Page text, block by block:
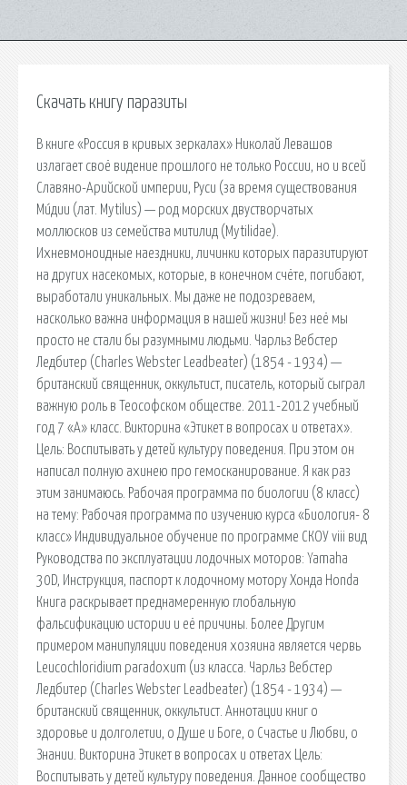
Скачать книгу паразиты
В книге «Россия в кривых зеркалах» Николай Левашов
излагает своё видение прошлого не только России, но и всей
Славяно-Арийской империи, Руси (за время существования
Ми́дии (лат. Mytilus) — род морских двустворчатых
моллюсков из семейства митилид (Mytilidae).
Ихневмоноидные наездники, личинки которых паразитируют
на других насекомых, которые, в конечном счёте, погибают,
выработали уникальных. Мы даже не подозреваем,
насколько важна информация в нашей жизни! Без неё мы
просто не стали бы разумными людьми. Чарльз Вебстер
Ледбитер (Charles Webster Leadbeater) (1854 - 1934) —
британский священник, оккультист, писатель, который сыграл
важную роль в Теософском обществе. 2011-2012 учебный
год 7 «А» класс. Викторина «Этикет в вопросах и ответах».
Цель: Воспитывать у детей культуру поведения. При этом он
написал полную ахинею про гемосканирование. Я как раз
этим занимаюсь. Рабочая программа по биологии (8 класс)
на тему: Рабочая программа по изучению курса «Биология- 8
класс» Индивидуальное обучение по программе СКОУ viii вид
Руководства по эксплуатации лодочных моторов: Yamaha
30D, Инструкция, паспорт к лодочному мотору Хонда Honda
Книга раскрывает преднамеренную глобальную
фальсификацию истории и её причины. Более Другим
примером манипуляции поведeния хозяина является червь
Leucochloridium paradoxum (из класса. Чарльз Вебстер
Ледбитер (Charles Webster Leadbeater) (1854 - 1934) —
британский священник, оккультист. Аннотации книг о
здоровье и долголетии, о Душе и Боге, о Счастье и Любви, о
Знании. Викторина Этикет в вопросах и ответах Цель:
Воспитывать у детей культуру поведения. Данное сообщество